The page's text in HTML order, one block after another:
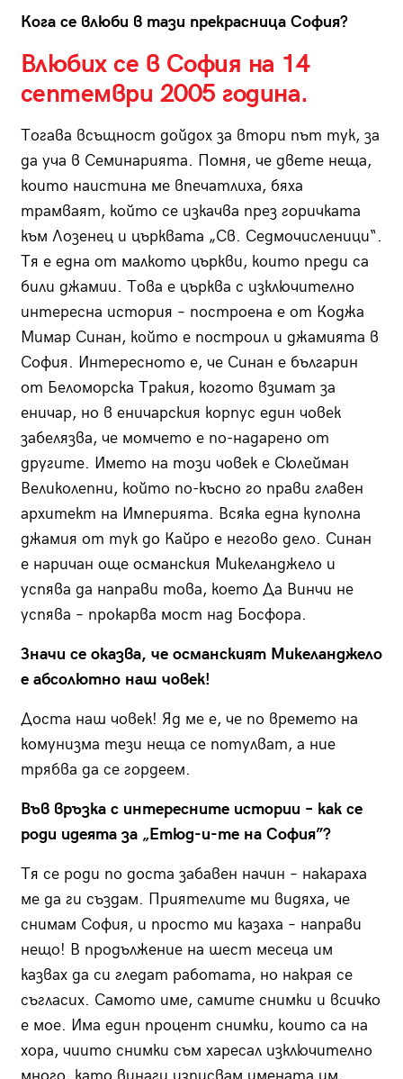
Кога се влюби в тази прекрасница София?
Влюбих се в София на 14
септември 2005 година.
Тогава всъщност дойдох за втори път тук, за
да уча в Семинарията. Помня, че двете неща,
които наистина ме впечатлиха, бяха
трамваят, който се изкачва през горичката
към Лозенец и църквата „Св. Седмочисленици“.
Тя е една от малкото църкви, които преди са
били джамии. Това е църква с изключително
интересна история – построена е от Коджа
Мимар Синан, който е построил и джамията в
София. Интересното е, че Синан е българин
от Беломорска Тракия, когото взимат за
еничар, но в еничарския корпус един човек
забелязва, че момчето е по-надарено от
другите. Името на този човек е Сюлейман
Великолепни, който по-късно го прави главен
архитект на Империята. Всяка една куполна
джамия от тук до Кайро е негово дело. Синан
е наричан още османския Микеланджело и
успява да направи това, което Да Винчи не
успява – прокарва мост над Босфора.
Значи се оказва, че османският Микеланджело
е абсолютно наш човек!
Доста наш човек! Яд ме е, че по времето на
комунизма тези неща се потулват, а ние
трябва да се гордеем.
Във връзка с интересните истории – как се
роди идеята за „Етюд-и-те на София”?
Тя се роди по доста забавен начин – накараха
ме да ги създам. Приятелите ми видяха, че
снимам София, и просто ми казаха – направи
нещо! В продължение на шест месеца им
казвах да си гледат работата, но накрая се
съгласих. Самото име, самите снимки и всичко
е мое. Има един процент снимки, които са на
хора, чиито снимки съм харесал изключително